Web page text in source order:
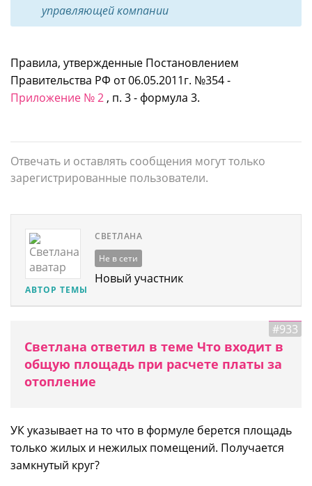
управляющей компании
Правила, утвержденные Постановлением
Правительства РФ от 06.05.2011г. №354 -
Приложение № 2 , п. 3 - формула 3.
Отвечать и оставлять сообщения могут только
зарегистрированные пользователи.
СВЕТЛАНА
АВТОР ТЕМЫ
Не в сети
Новый участник
#933
Светлана ответил в теме Что входит в
общую площадь при расчете платы за
отопление
УК указывает на то что в формуле берется площадь
только жилых и нежилых помещений. Получается
замкнутый круг?